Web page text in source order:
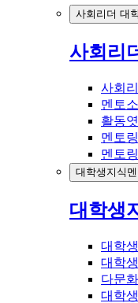
사회리더 대
사회리
사회
멘토
활동
멘토
멘토
대학생지식
대학생
대학
대학
다문
대학